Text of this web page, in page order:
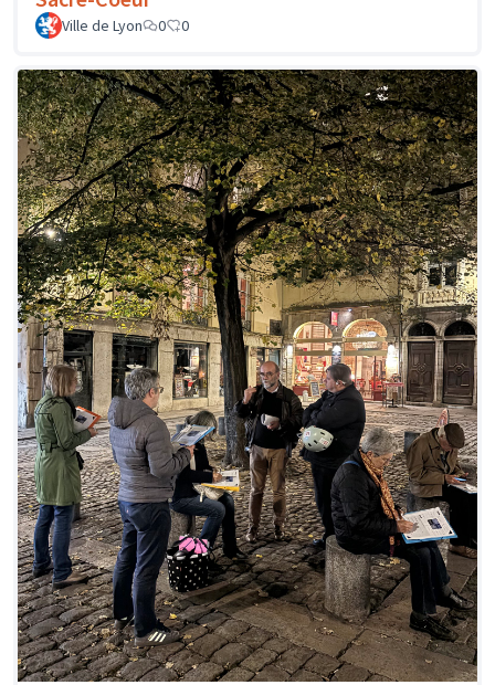
Ville de Lyon 0 0